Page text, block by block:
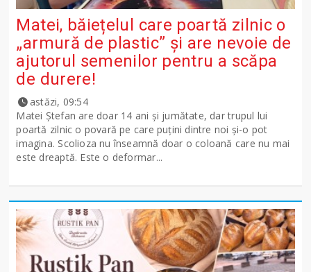
Matei, băiețelul care poartă zilnic o
„armură de plastic” și are nevoie de
ajutorul semenilor pentru a scăpa
de durere!
astăzi, 09:54
Matei Ștefan are doar 14 ani și jumătate, dar trupul lui
poartă zilnic o povară pe care puțini dintre noi și-o pot
imagina. Scolioza nu înseamnă doar o coloană care nu mai
este dreaptă. Este o deformar...